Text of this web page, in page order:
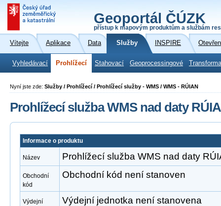
Geoportál ČÚZK
přístup k mapovým produktům a službám
Vítejte Aplikace Data Služby INSPIRE
Vyhledávací Prohlížecí Stahovací Geoprocessingové
Nyní jste zde: Služby / Prohlížecí / Prohlížecí služby - WMS / WMS - RÚIAN
Prohlížecí služba WMS nad daty
Informace o produktu
Název Prohlížecí služba WMS nad daty
Obchodní
kód
Obchodní kód není stanoven
Výdejní
Výdejní jednotka není stanovena